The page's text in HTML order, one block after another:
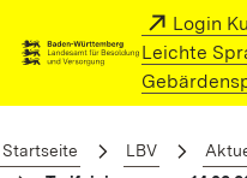
Zum Hauptinhalt springen
Login
Leichte
Startseite LBV